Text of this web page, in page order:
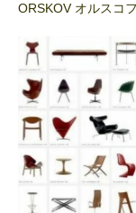
ORSKOV オルスコ